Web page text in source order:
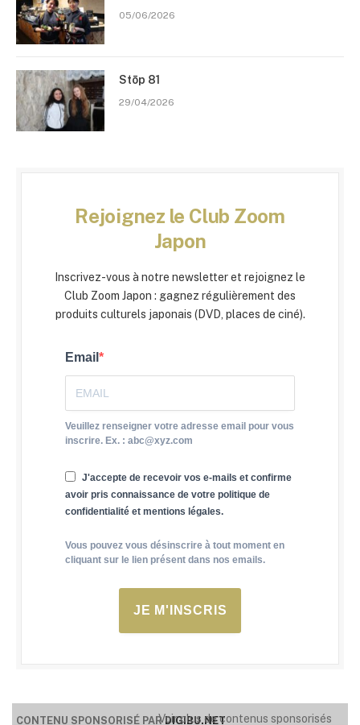
05/06/2026
Stōp 81
29/04/2026
Rejoignez le Club Zoom
Japon
Inscrivez-vous à notre newsletter et rejoignez le
Club Zoom Japon : gagnez régulièrement des
produits culturels japonais (DVD, places de ciné).
Email
Veuillez renseigner votre adresse email pour vous
inscrire. Ex. : abc@xyz.com
J'accepte de recevoir vos e-mails et confirme
avoir pris connaissance de votre politique de
confidentialité et mentions légales.
Vous pouvez vous désinscrire à tout moment en
cliquant sur le lien présent dans nos emails.
JE M'INSCRIS
CONTENU SPONSORISÉ PARDIGIBU.NET
Voir plus de contenus sponsorisés